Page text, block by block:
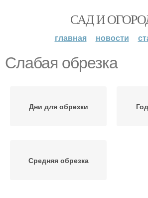
САД И
главная новости
Слабая обрезка
Дни для обрезки
Средняя обрезка